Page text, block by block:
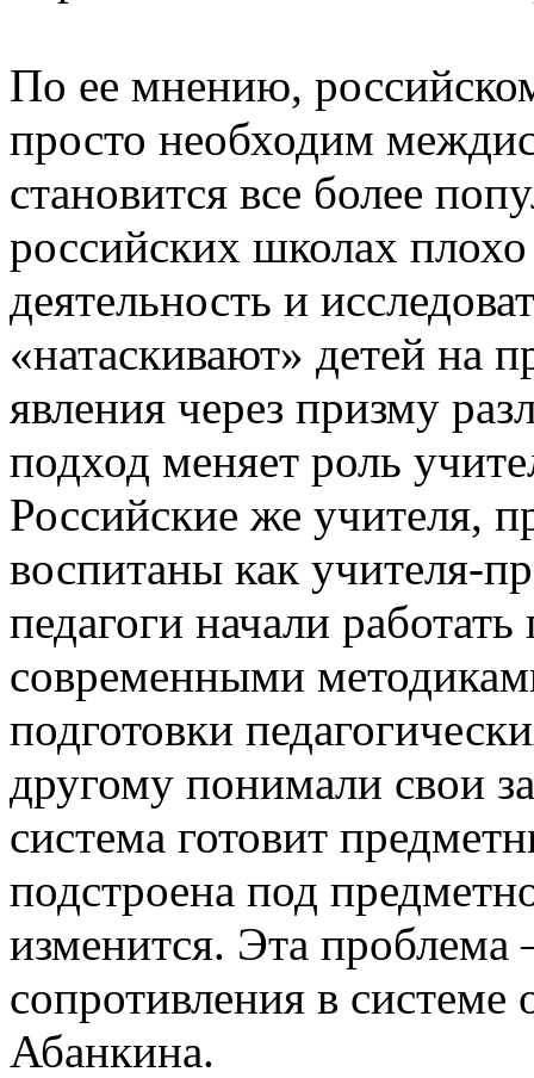
По ее мнению,
просто необходим
становится все более
российских школах плохо
деятельность и
«натаскивают» детей на
явления через призму
подход меняет роль
Российские же учителя,
воспитаны как учителя-
педагоги начали
современными
подготовки
другому понимали свои
система готовит
подстроена под
изменится. Эта
сопротивления в системе
Абанкина.